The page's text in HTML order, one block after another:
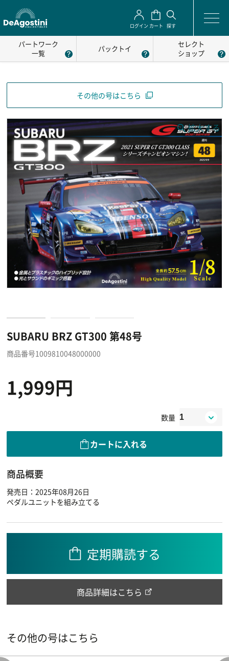
ログイン カート 探す
パートワーク
一覧
パックトイ
セレクト
ショップ
その他の号はこちら
SUBARU BRZ GT300 第48号
商品番号1009810048000000
1,999円
数量
カートに入れる
商品概要
発売日：2025年08月26日
ペダルユニットを組み立てる
定期購読する
商品詳細はこちら
その他の号はこちら